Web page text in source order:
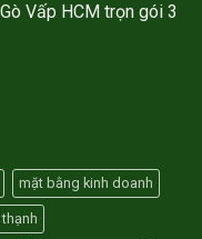
Vấp HCM trọn gói 3
mặt bằng kinh doanh